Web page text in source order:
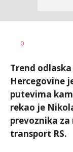
AUTOR
0
Trend
Hercegovine
putevima
rekao je
prevoznika
transport RS.